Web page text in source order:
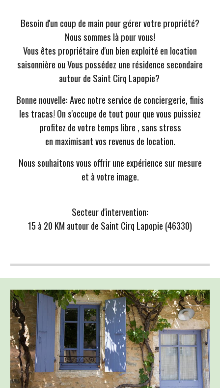
Besoin d'un coup de main pour gérer votre propriété?
Nous sommes là pour vous!
Vous êtes propriétaire d'un bien exploité en location
saisonnière ouVous possédez une résidence secondaire
autour de Saint Cirq Lapopie?
Bonne nouvelle: Avec notre service de conciergerie, finis
les tracas! On s'occupe de tout pour que vous puissiez
profitez de votre temps libre , sans stress
en maximisantvos revenus de location.
Nous souhaitons vous offrir une expérience sur mesure
et à votre image.
Secteur d'intervention:
15 à 20 KM autour de Saint Cirq Lapopie (46330)